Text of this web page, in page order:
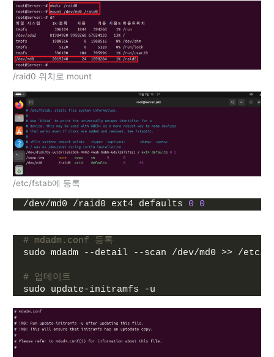
/raid0 위치로 mount
/etc/fstab에 등록
/dev/md0 /raid0 ext4 defaults 0 0
# mdadm.conf 등록
sudo mdadm --detail --scan /dev/md0 >> /etc/
# 업데이트
sudo update-initramfs -u